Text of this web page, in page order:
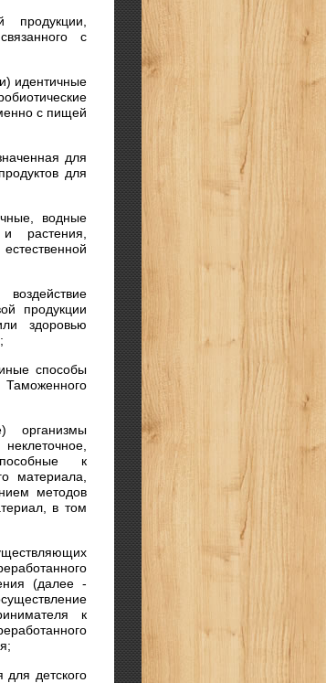
с
идентичные
с пищей
для
для
водные
растения,
продукции
здоровью
способы
организмы
к
материала,
методов
в том
(далее -
к
для детского